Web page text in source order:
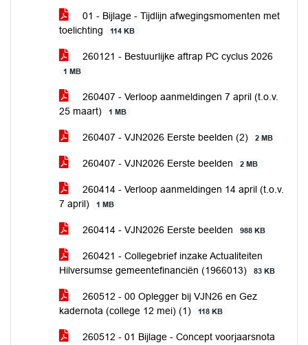
01 - Bijlage - Tijdlijn afwegingsmomenten met
toelichting
114 KB
260121 - Bestuurlijke aftrap PC cyclus 2026
1 MB
260407 - Verloop aanmeldingen 7 april (t.o.v.
25 maart)
1 MB
260407 - VJN2026 Eerste beelden (2) 2 MB
260407 - VJN2026 Eerste beelden 2 MB
260414 - Verloop aanmeldingen 14 april (t.o.v.
7 april)
1 MB
260414 - VJN2026 Eerste beelden 988 KB
260421 - Collegebrief inzake Actualiteiten
Hilversumse gemeentefinanciën (1966013)
83 KB
260512 - 00 Oplegger bij VJN26 en Gez
kadernota (college 12 mei) (1)
118 KB
260512 - 01 Bijlage - Concept voorjaarsnota